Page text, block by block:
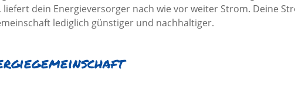
dein Energieversorger nach wie vor weiter Strom. Deine
lediglich günstiger und nachhaltiger.